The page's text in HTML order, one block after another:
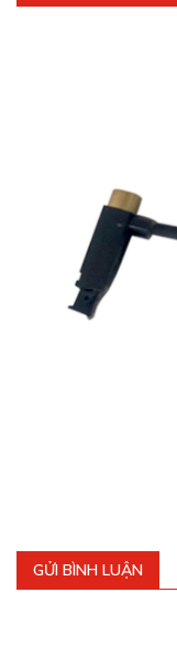
GỬI BÌNH LUẬN